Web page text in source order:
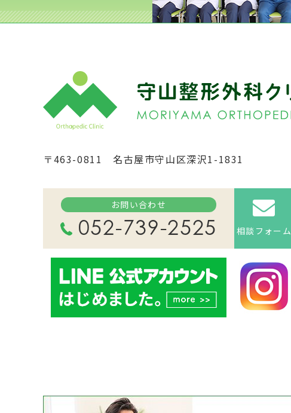
〒463-0811 名古屋市守山区深沢1-1831
お問い合わせ
052-739-2525 相談フォーム